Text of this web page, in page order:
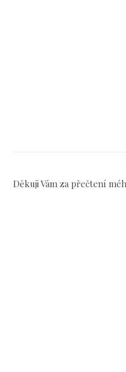
Děkuji Vám za přečtení